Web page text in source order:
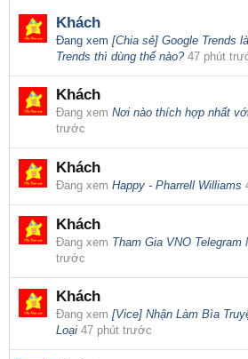
Khách
Đang xem [Chia sẻ] Google Trends
Trends thì dùng thế nào? 47 phút
Khách
Đang xem Nơi nào thích hợp nhất
trước
Khách
Đang xem Happy - Pharrell Williams
Khách
Đang xem Tham Gia VNO Telegram
trước
Khách
Đang xem [Vice] Nhận Làm Bìa
Loại 47 phút trước